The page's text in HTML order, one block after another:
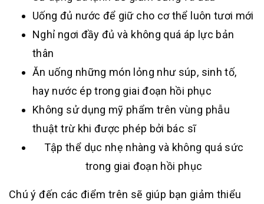
Uống đủ nước để giữ cho cơ thể luôn tươi mới
Nghỉ ngơi đầy đủ và không quá áp lực bản
thân
Ăn uống những món lỏng như súp, sinh tố,
hay nước ép trong giai đoạn hồi phục
Không sử dụng mỹ phẩm trên vùng phẫu
thuật trừ khi được phép bởi bác sĩ
Tập thể dục nhẹ nhàng và không quá sức
trong giai đoạn hồi phục
Chú ý đến các điểm trên sẽ giúp bạn giảm thiểu